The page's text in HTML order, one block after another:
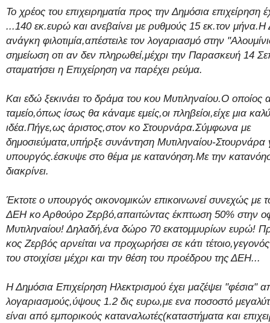
Το χρέος του επιχειρηματία προς την Δημόσια επιχείρηση
...140 εκ.ευρώ και ανεβαίνει με ρυθμούς 15 εκ.τον
ανάγκη φιλοτιμία,απέστειλε τον λογαριασμό στην
σημείωση οτι αν δεν πληρωθεί,μέχρι την Παρασκευή 14
σταματήσει η Επιχείρηση να παρέχει ρεύμα.
Και εδώ ξεκινάει το δράμα του κου Μυτιληναίου.Ο οποίος
ταμείο,όπως ίσως θα κάναμε εμείς,οι πληβείοι,είχε μια
ιδέα.Πήγε,ως άριστος,στον κο Στουρνάρα.Σύμφωνα με
δημοσιεύματα,υπήρξε συνάντηση Μυτιληναίου-Στουρνάρα
υπουργός.έσκυψε στο θέμα με κατανόηση.Με την
διακρίνει.
Έκτοτε ο υπουργός οικονομικών επικοινωνεί συνεχώς με
ΔΕΗ κο Αρθούρο Ζερβό,απαιτώντας έκπτωση 50% στην
Μυτιληναίου! Δηλαδή,ένα δώρο 70 εκατομμυρίων ευρώ!
κος Ζερβός αρνείται να προχωρήσει σε κάτι
του στοιχίσει μέχρι και την θέση του προέδρου της ΔΕΗ...
Η Δημόσια Επιχείρηση Ηλεκτρισμού έχει μαζέψει "φέσια"
λογαριασμούς,ύψους 1.2 δις ευρω,με ενα ποσοστό
είναι από εμπορικούς καταναλωτές(καταστήματα και